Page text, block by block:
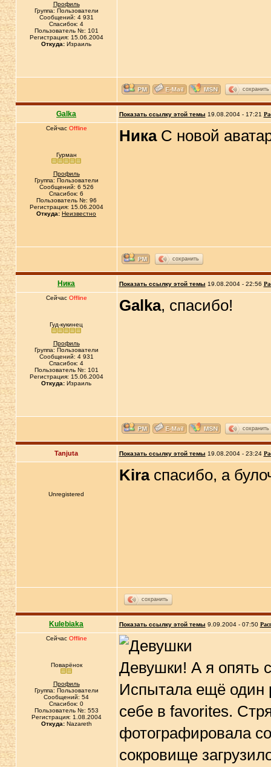
Профиль
Группа: Пользователи
Сообщений: 4 931
Спасибок: 4
Пользователь №: 101
Регистрация: 15.06.2004
Откуда: Израиль
сохранить
Galka Показать ссылку этой темы 19.08.2004 - 17:21
Сейчас Offline
Гурман
Профиль
Группа: Пользователи
Сообщений: 6 526
Спасибок: 6
Пользователь №: 96
Регистрация: 15.06.2004
Откуда: Неизвестно
НикаС новой
сохранить
Ника Показать ссылку этой темы 19.08.2004 - 22:56
Сейчас Offline
Гуд-кукинец
Профиль
Группа: Пользователи
Сообщений: 4 931
Спасибок: 4
Пользователь №: 101
Регистрация: 15.06.2004
Откуда: Израиль
Galka, спасибо!
сохранить
Tanjuta Показать ссылку этой темы 19.08.2004 - 23:24
Unregistered
Kiraспасибо, а
сохранить
Kulebiaka Показать ссылку этой темы 9.09.2004 - 07:50
Сейчас Offline
Поварёнок
Профиль
Группа: Пользователи
Сообщений: 54
Спасибок: 0
Пользователь №: 553
Регистрация: 1.08.2004
Откуда:Nazareth
Девушки! А я опять
Испытала ещё один
себе в favorites.
фотографировала
сокровище